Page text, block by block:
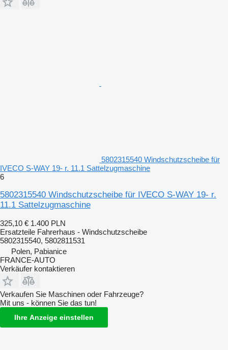
5802315540 Windschutzscheibe für
IVECO S-WAY 19- r. 11.1 Sattelzugmaschine
6
5802315540 Windschutzscheibe für IVECO S-WAY 19- r.
11.1 Sattelzugmaschine
325,10 € 1.400 PLN
Ersatzteile Fahrerhaus - Windschutzscheibe
5802315540, 5802811531
Polen, Pabianice
FRANCE-AUTO
Verkäufer kontaktieren
Verkaufen Sie Maschinen oder Fahrzeuge?
Mit uns - können Sie das tun!
Ihre Anzeige einstellen